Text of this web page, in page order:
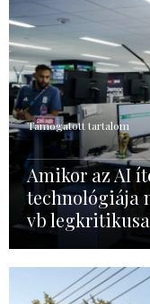
Támogatott tartalom
Amikor az AI
technológiája
vb